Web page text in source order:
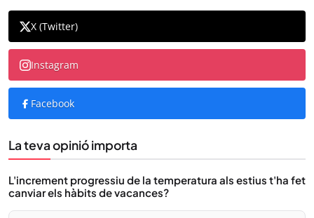
X (Twitter)
Instagram
Facebook
La teva opinió importa
L'increment progressiu de la temperatura als estius t'ha fet
canviar els hàbits de vacances?